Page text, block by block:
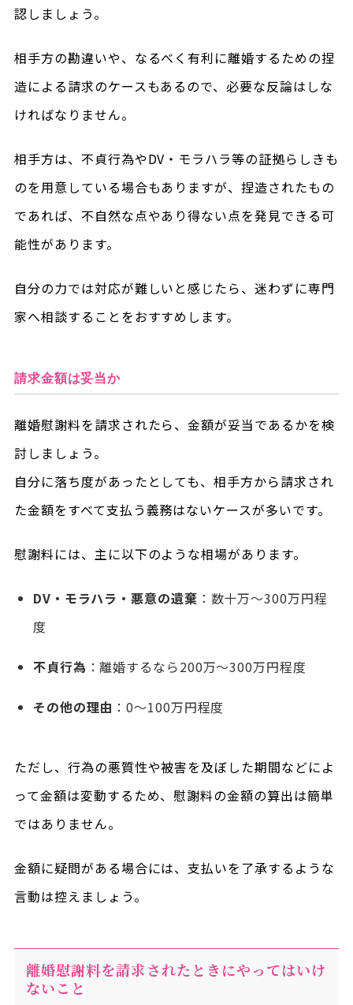
認しましょう。
相手方の勘違いや、なるべく有利に離婚するための捏
造による請求のケースもあるので、必要な反論はしな
ければなりません。
相手方は、不貞行為やDV・モラハラ等の証拠らしきも
のを用意している場合もありますが、捏造されたもの
であれば、不自然な点やあり得ない点を発見できる可
能性があります。
自分の力では対応が難しいと感じたら、迷わずに専門
家へ相談することをおすすめします。
請求金額は妥当か
離婚慰謝料を請求されたら、金額が妥当であるかを検
討しましょう。
自分に落ち度があったとしても、相手方から請求され
た金額をすべて支払う義務はないケースが多いです。
慰謝料には、主に以下のような相場があります。
DV・モラハラ・悪意の遺棄 ：数十万～300万円程
度
不貞行為 ：離婚するなら200万～300万円程度
その他の理由 ：0～100万円程度
ただし、行為の悪質性や被害を及ぼした期間などによ
って金額は変動するため、慰謝料の金額の算出は簡単
ではありません。
金額に疑問がある場合には、支払いを了承するような
言動は控えましょう。
離婚慰謝料を請求されたときにやってはいけ
ないこと